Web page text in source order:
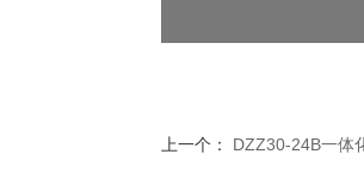
上一个： DZZ30-24B一体